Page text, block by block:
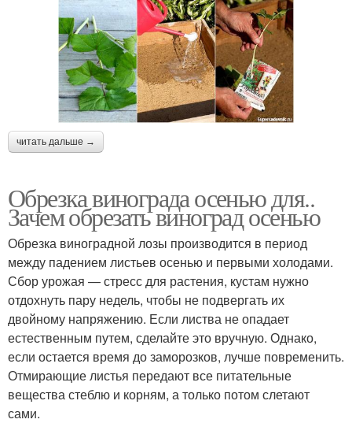
читать дальше →
Обрезка винограда осенью для..
Зачем обрезать виноград осенью
Обрезка виноградной лозы производится в период
между падением листьев осенью и первыми холодами.
Сбор урожая — стресс для растения, кустам нужно
отдохнуть пару недель, чтобы не подвергать их
двойному напряжению. Если листва не опадает
естественным путем, сделайте это вручную. Однако,
если остается время до заморозков, лучше повременить.
Отмирающие листья передают все питательные
вещества стеблю и корням, а только потом слетают
сами.